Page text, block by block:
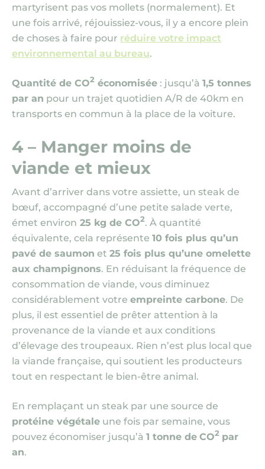
martyrisent pas vos mollets (normalement). Et
une fois arrivé, réjouissiez-vous, il y a encore plein
de choses à faire pour réduire votre impact
environnemental au bureau.
Quantité de CO2 économisée : jusqu’à 1,5 tonnes
par an pour un trajet quotidien A/R de 40km en
transports en commun à la place de la voiture.
4 – Manger moins de
viande et mieux
Avant d’arriver dans votre assiette, un steak de
bœuf, accompagné d’une petite salade verte,
émet environ 25 kg de CO2. À quantité
équivalente, cela représente 10 fois plus qu’un
pavé de saumon et 25 fois plus qu’une omelette
aux champignons. En réduisant la fréquence de
consommation de viande, vous diminuez
considérablement votre empreinte carbone. De
plus, il est essentiel de prêter attention à la
provenance de la viande et aux conditions
d’élevage des troupeaux. Rien n’est plus local que
la viande française, qui soutient les producteurs
tout en respectant le bien-être animal.
En remplaçant un steak par une source de
protéine végétale une fois par semaine, vous
pouvez économiser jusqu’à 1 tonne de CO2 par
an.